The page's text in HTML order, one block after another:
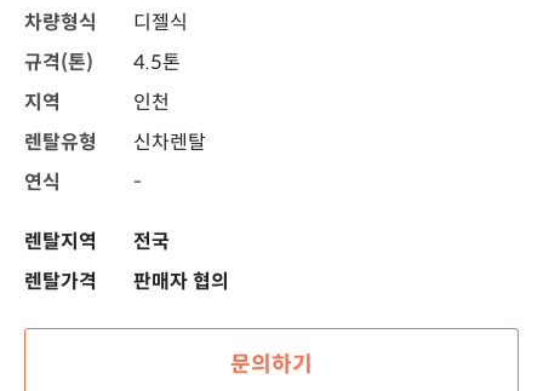
차량형식
디젤식
규격(톤)
4.5톤
지역
인천
렌탈유형
신차렌탈
연식
-
렌탈지역
전국
렌탈가격
판매자 협의
문의하기